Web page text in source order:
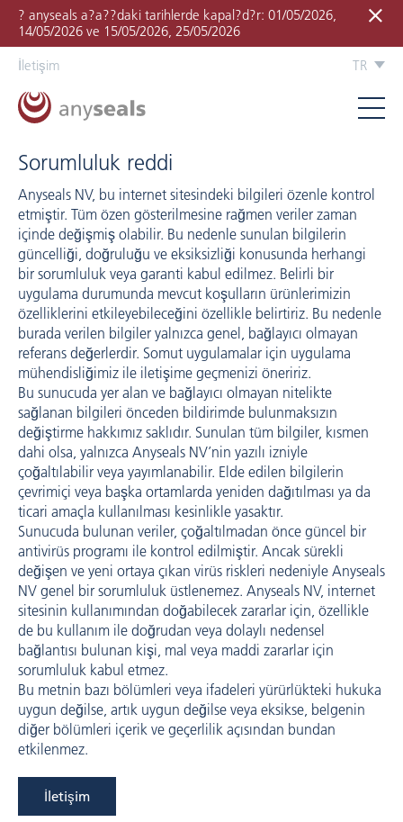
? anyseals a?a??daki tarihlerde kapal?d?r: 01/05/2026,
14/05/2026 ve 15/05/2026, 25/05/2026
İletişim
TR
Sorumluluk reddi
Anyseals NV, bu internet sitesindeki bilgileri özenle kontrol
etmiştir. Tüm özen gösterilmesine rağmen veriler zaman
içinde değişmiş olabilir. Bu nedenle sunulan bilgilerin
güncelliği, doğruluğu ve eksiksizliği konusunda herhangi
bir sorumluluk veya garanti kabul edilmez. Belirli bir
uygulama durumunda mevcut koşulların ürünlerimizin
özelliklerini etkileyebileceğini özellikle belirtiriz. Bu nedenle
burada verilen bilgiler yalnızca genel, bağlayıcı olmayan
referans değerlerdir. Somut uygulamalar için uygulama
mühendisliğimiz ile iletişime geçmenizi öneririz.
Bu sunucuda yer alan ve bağlayıcı olmayan nitelikte
sağlanan bilgileri önceden bildirimde bulunmaksızın
değiştirme hakkımız saklıdır. Sunulan tüm bilgiler, kısmen
dahi olsa, yalnızca Anyseals NV’nin yazılı izniyle
çoğaltılabilir veya yayımlanabilir. Elde edilen bilgilerin
çevrimiçi veya başka ortamlarda yeniden dağıtılması ya da
ticari amaçla kullanılması kesinlikle yasaktır.
Sunucuda bulunan veriler, çoğaltılmadan önce güncel bir
antivirüs programı ile kontrol edilmiştir. Ancak sürekli
değişen ve yeni ortaya çıkan virüs riskleri nedeniyle Anyseals
NV genel bir sorumluluk üstlenemez. Anyseals NV, internet
sitesinin kullanımından doğabilecek zararlar için, özellikle
de bu kullanım ile doğrudan veya dolaylı nedensel
bağlantısı bulunan kişi, mal veya maddi zararlar için
sorumluluk kabul etmez.
Bu metnin bazı bölümleri veya ifadeleri yürürlükteki hukuka
uygun değilse, artık uygun değilse veya eksikse, belgenin
diğer bölümleri içerik ve geçerlilik açısından bundan
etkilenmez.
İletişim